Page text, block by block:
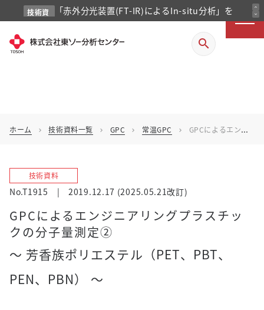
技術資
料
「赤外分光装置(FT-IR)によるIn-situ分析」を
掲載しました
expand_less
expand_more
search
ホーム chevron_right 技術資料一覧 chevron_right GPC chevron_right 常温GPC chevron_right GPCによるエンジニアリングプラスチックの分子量測定②
技術資料
No.T1915 | 2019.12.17 (2025.05.21改訂)
GPCによるエンジニアリングプラスチッ
クの分子量測定②
～ 芳香族ポリエステル（PET、PBT、
PEN、PBN） ～